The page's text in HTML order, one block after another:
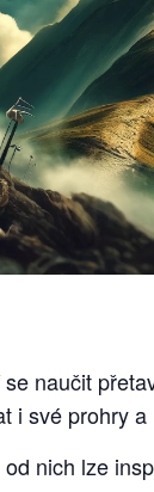
naučit
i své prohry
nich lze